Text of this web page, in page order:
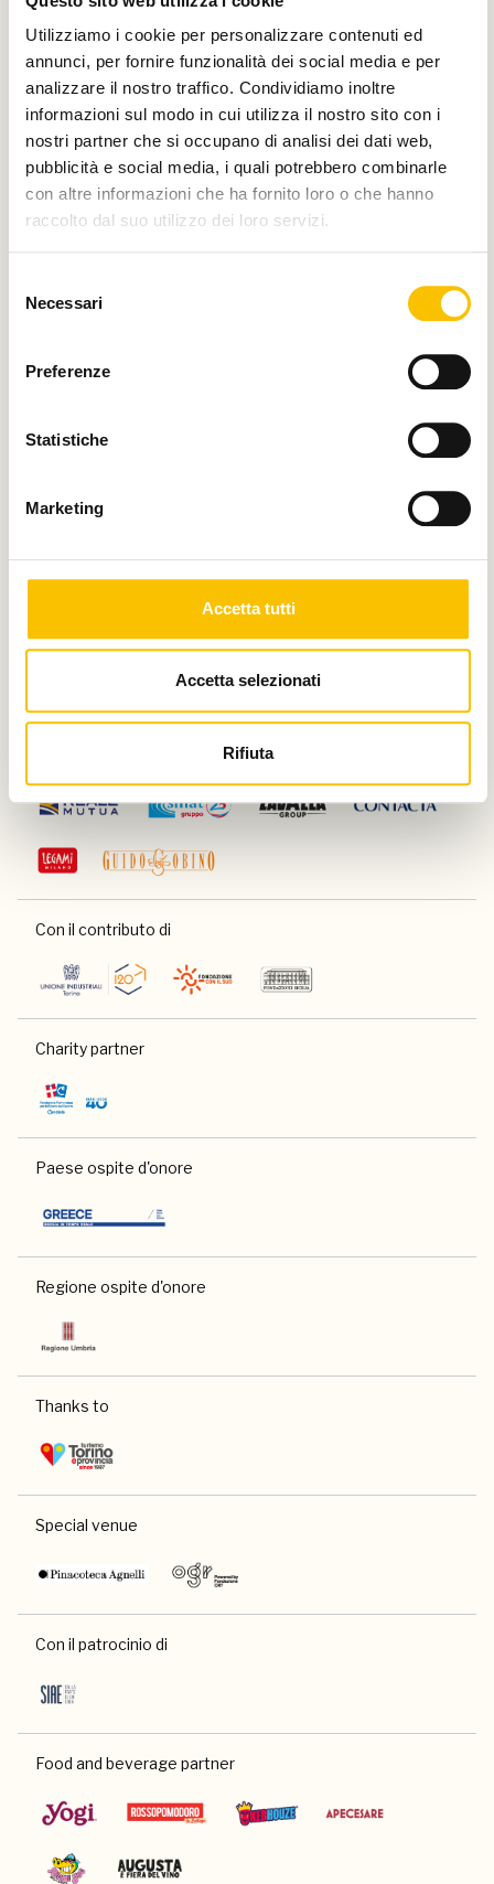
Utilizziamo i cookie per personalizzare contenuti ed
annunci, per fornire funzionalità dei social media e per
analizzare il nostro traffico. Condividiamo inoltre
informazioni sul modo in cui utilizza il nostro sito con i
nostri partner che si occupano di analisi dei dati web,
pubblicità e social media, i quali potrebbero combinarle
con altre informazioni che ha fornito loro o che hanno
raccolto dal suo utilizzo dei loro servizi.
delNecessari
Preferenze
Statistiche
Marketing
Accetta tutti
Accetta selezionati
Rifiuta
E di
Silver partner
Main media partner
Con il contributo di
Charity partner
Paese ospite d'onore
Regione ospite d'onore
Thanks to
Special venue
Con il patrocinio di
Food and beverage partner